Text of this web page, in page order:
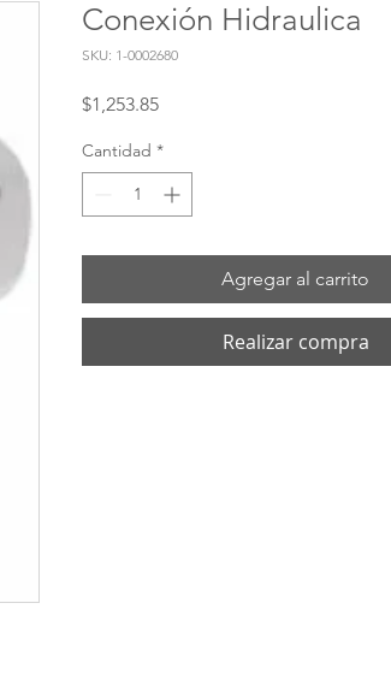
Conexión Hidraulica
SKU: 1-0002680
$1,253.85Precio
Cantidad *
Agregar al carrito
Realizar compra